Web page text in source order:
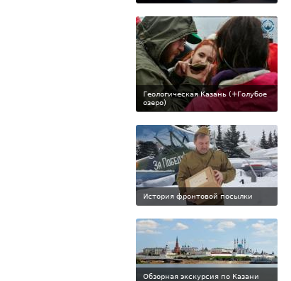
Геологическая Казань (+Голубое
озеро)
История фронтовой посылки
Обзорная экскурсия по Казани